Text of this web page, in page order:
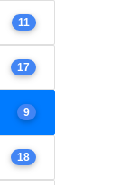
11
17
9
18